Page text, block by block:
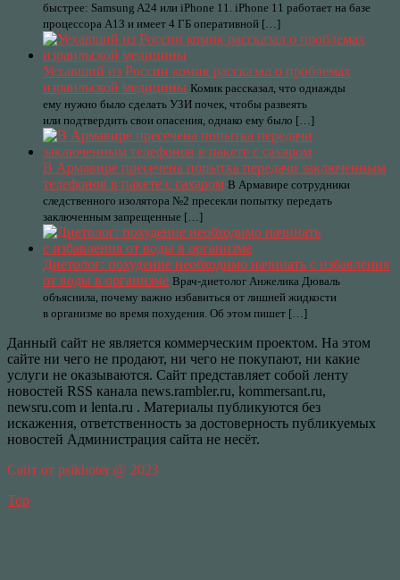
быстрее: Samsung A24 или iPhone 11. iPhone 11 работает на базе
процессора А13 и имеет 4 ГБ оперативной […]
Уехавший из России комик рассказал о проблемах
израильской медицины Комик рассказал, что однажды
ему нужно было сделать УЗИ почек, чтобы развеять
или подтвердить свои опасения, однако ему было […]
В Армавире пресечена попытка передачи заключенным
телефонов в пакете с сахаром В Армавире сотрудники
следственного изолятора №2 пресекли попытку передать
заключенным запрещенные […]
Диетолог: похудение необходимо начинать с избавления
от воды в организме Врач-диетолог Анжелика Дюваль
объяснила, почему важно избавиться от лишней жидкости
в организме во время похудения. Об этом пишет […]
Данный сайт не является коммерческим проектом. На этом
сайте ни чего не продают, ни чего не покупают, ни какие
услуги не оказываются. Сайт представляет собой ленту
новостей RSS канала news.rambler.ru, kommersant.ru,
newsru.com и lenta.ru . Материалы публикуются без
искажения, ответственность за достоверность публикуемых
новостей Администрация сайта не несёт.
Сайт от psikhoter @ 2023
Top